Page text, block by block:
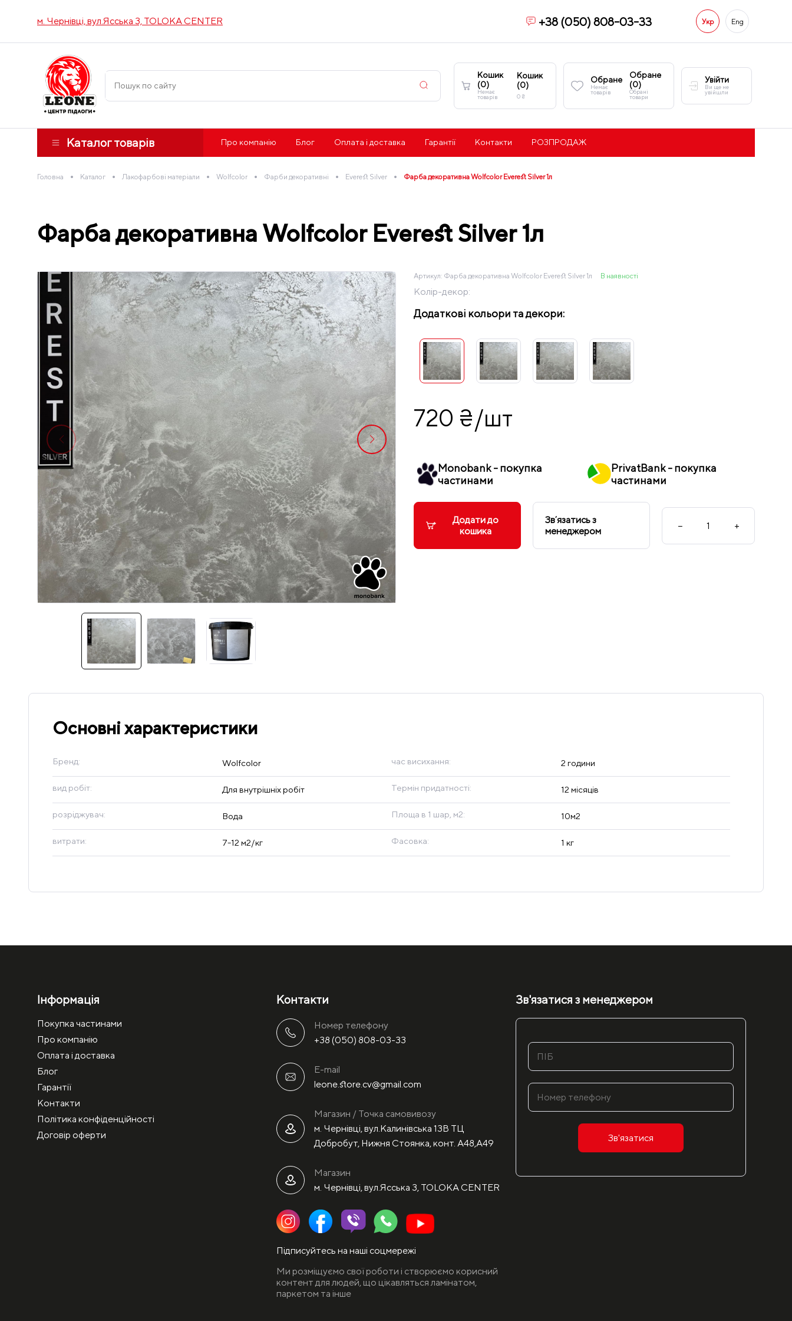
м. Чернівці, вул.Ясська 3, TOLOKA CENTER +38 (050) 808-03-33 Укр Eng
Кошик
(0)
Немає
товарів
Кошик
(0)
0₴
Обране
Немає
товарів
Обране
(0)
Обрані
товари
Увійти
Ви ще не
увійшли
Каталог товарів Про компанію Блог Оплата і доставка Гарантії Контакти РОЗПРОДАЖ
Головна • Каталог • Лакофарбові матеріали • Wolfcolor • Фарби декоративні • Everest Silver • Фарба декоративна Wolfcolor Everest Silver 1л
Фарба декоративна Wolfcolor Everest Silver 1л
Артикул: Фарба декоративна Wolfcolor Everest Silver 1л В наявності
Колір-декор:
Додаткові кольори та декори:
720 ₴/шт
Monobank - покупка
частинами
PrivatBank - покупка
частинами
Додати до
кошика
Звʼязатись з
менеджером
− +
Основні характеристики
Бренд: Wolfcolor час висихання: 2 години
вид робіт: Для внутрішніх робіт Термін придатності: 12 місяців
розріджувач: Вода Площа в 1 шар, м2: 10м2
витрати: 7-12 м2/кг Фасовка: 1 кг
Інформація
Покупка частинами
Про компанію
Оплата і доставка
Блог
Гарантії
Контакти
Політика конфіденційності
Договір оферти
Контакти
Номер телефону
+38 (050) 808-03-33
E-mail
leone.store.cv@gmail.com
Магазин / Точка самовивозу
м. Чернівці, вул.Калинівська 13В ТЦ
Добробут, Нижня Стоянка, конт. А48,А49
Магазин
м. Чернівці, вул.Ясська 3, TOLOKA CENTER
Підписуйтесь на наші соцмережі
Ми розміщуємо свої роботи і створюємо корисний
контент для людей, що цікавляться ламінатом,
паркетом та інше
Зв'язатися з менеджером
Зв'язатися